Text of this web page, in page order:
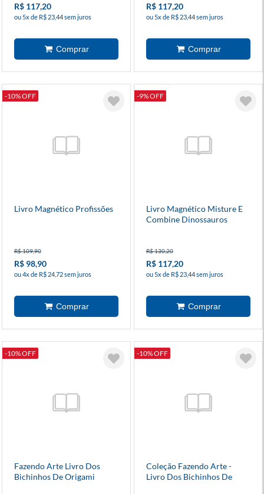
R$ 117,20
ou 5x de R$ 23,44 sem juros
R$ 117,20
ou 5x de R$ 23,44 sem juros
-10% OFF
Livro Magnético Profissões
R$ 109,90
R$ 98,90
ou 4x de R$ 24,72 sem juros
-9% OFF
Livro Magnético Misture E
Combine Dinossauros
R$ 130,20
R$ 117,20
ou 5x de R$ 23,44 sem juros
-10% OFF
Fazendo Arte Livro Dos
Bichinhos De Origami
-10% OFF
Coleção Fazendo Arte -
Livro Dos Bichinhos De